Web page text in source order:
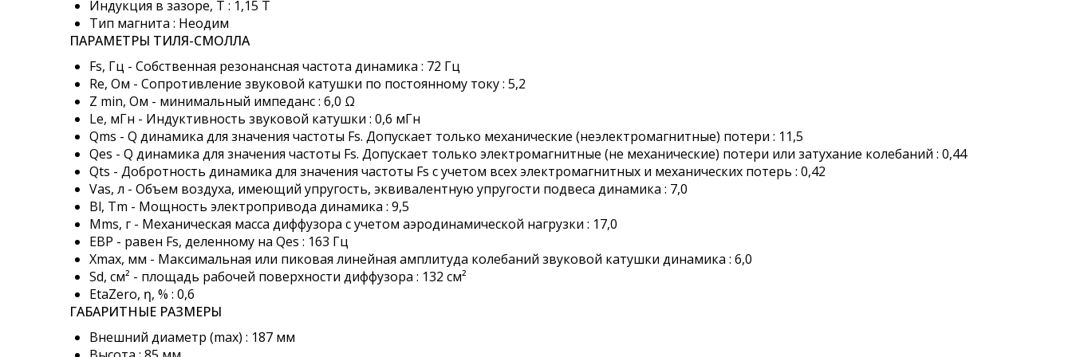
Индукция в зазоре, Т : 1,15 T
Тип магнита : Неодим
ПАРАМЕТРЫ ТИЛЯ-СМОЛЛА
Fs, Гц - Собственная резонансная частота динамика : 72 Гц
Re, Ом - Сопротивление звуковой катушки по постоянному току : 5,2
Z min, Ом - минимальный импеданс : 6,0 Ω
Le, мГн - Индуктивность звуковой катушки : 0,6 мГн
Qms - Q динамика для значения частоты Fs. Допускает только механические (неэлектромагнитные) потери : 11,5
Qes - Q динамика для значения частоты Fs. Допускает только электромагнитные (не механические) потери или затухание колебаний : 0,44
Qts - Добротность динамика для значения частоты Fs с учетом всех электромагнитных и механических потерь : 0,42
Vas, л - Объем воздуха, имеющий упругость, эквивалентную упругости подвеса динамика : 7,0
Bl, Тm - Мощность электропривода динамика : 9,5
Mms, г - Механическая масса диффузора с учетом аэродинамической нагрузки : 17,0
EBP - равен Fs, деленному на Qes : 163 Гц
Xmax, мм - Максимальная или пиковая линейная амплитуда колебаний звуковой катушки динамика : 6,0
Sd, см² - площадь рабочей поверхности диффузора : 132 см²
EtaZero, ƞ, % : 0,6
ГАБАРИТНЫЕ РАЗМЕРЫ
Внешний диаметр (max) : 187 мм